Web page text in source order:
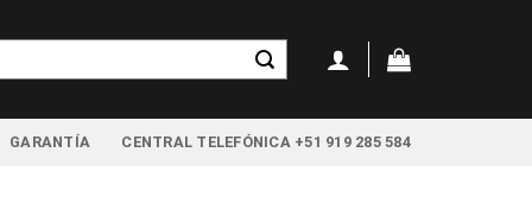
GARANTÍA CENTRAL TELEFÓNICA +51 919 285 584